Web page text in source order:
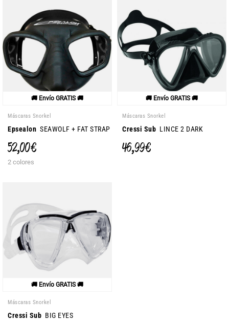
🚚 Envío GRATIS 🚚
Máscaras Snorkel
Epsealon SEAWOLF + FAT STRAP
52,00 €
2 colores
🚚 Envío GRATIS 🚚
Máscaras Snorkel
Cressi Sub LINCE 2 DARK
46,99 €
🚚 Envío GRATIS 🚚
Máscaras Snorkel
Cressi Sub BIG EYES